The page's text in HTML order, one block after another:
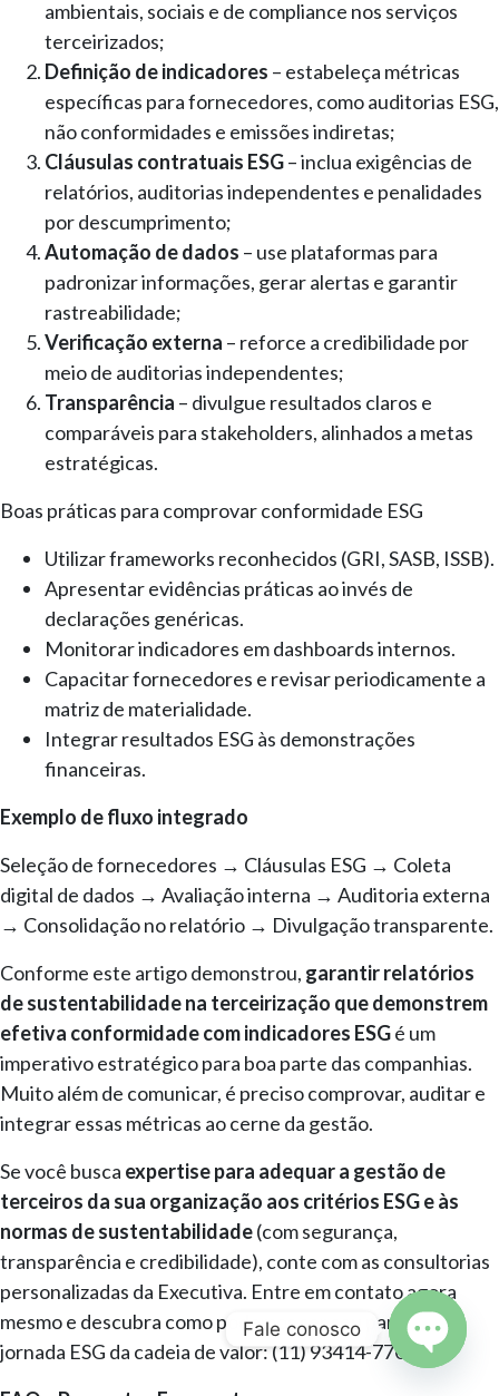
ambientais, sociais e de compliance nos serviços
terceirizados;
Definição de indicadores – estabeleça métricas
específicas para fornecedores, como auditorias ESG,
não conformidades e emissões indiretas;
Cláusulas contratuais ESG– inclua exigências de
relatórios, auditorias independentes e penalidades
por descumprimento;
Automação de dados – use plataformas para
padronizar informações, gerar alertas e garantir
rastreabilidade;
Verificação externa – reforce a credibilidade por
meio de auditorias independentes;
Transparência – divulgue resultados claros e
comparáveis para stakeholders, alinhados a metas
estratégicas.
Boas práticas para comprovar conformidade ESG
Utilizar frameworks reconhecidos (GRI, SASB, ISSB).
Apresentar evidências práticas ao invés de
declarações genéricas.
Monitorar indicadores em dashboards internos.
Capacitar fornecedores e revisar periodicamente a
matriz de materialidade.
Integrar resultados ESG às demonstrações
financeiras.
Exemplo de fluxo integrado
Seleção de fornecedores → Cláusulas ESG → Coleta
digital de dados → Avaliação interna → Auditoria externa
→ Consolidação no relatório → Divulgação transparente.
Conforme este artigo demonstrou, garantir relatórios
de sustentabilidade na terceirização que demonstrem
efetiva conformidade com indicadores ESGé um
imperativo estratégico para boa parte das companhias.
Muito além de comunicar, é preciso comprovar, auditar e
integrar essas métricas ao cerne da gestão.
Se você busca expertise para adequar a gestão de
terceiros da sua organização aos critérios ESG e às
normas de sustentabilidade(com segurança,
transparência e credibilidade), conte com as consultorias
personalizadas da Executiva. Entre em contato agora
mesmo e descubra como podemos ser seu parceiro na
jornada ESG da cadeia de valor: (11) 93414-7700
Fale conosco